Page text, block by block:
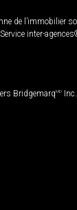
de l’immobilier
inter-
BridgemarqMD Inc.